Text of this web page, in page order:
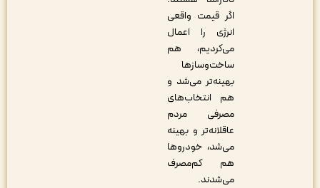
اگر قیمت واقعی
انرژی را اعمال
می‌کردیم، هم
ساخت‌وسازها
بهینه‌تر می‌شد و
هم انتخاب‌های
مصرفی مردم
عاقلانه‌تر و بهینه
می‌شد، خودروها
هم کم‌مصرف
می‌شدند.